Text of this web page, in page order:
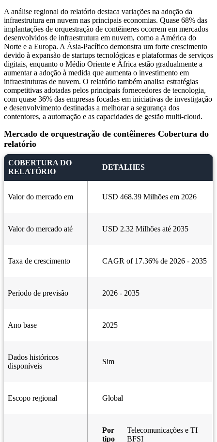
A análise regional do relatório destaca variações na adoção da
infraestrutura em nuvem nas principais economias. Quase 68% das
implantações de orquestração de contêineres ocorrem em mercados
desenvolvidos de infraestrutura em nuvem, como a América do
Norte e a Europa. A Ásia-Pacífico demonstra um forte crescimento
devido à expansão de startups tecnológicas e plataformas de serviços
digitais, enquanto o Médio Oriente e África estão gradualmente a
aumentar a adoção à medida que aumenta o investimento em
infraestruturas de nuvem. O relatório também analisa estratégias
competitivas adotadas pelos principais fornecedores de tecnologia,
com quase 36% das empresas focadas em iniciativas de investigação
e desenvolvimento destinadas a melhorar a segurança dos
contentores, a automação e as capacidades de gestão multi-cloud.
Mercado de orquestração de contêineres Cobertura do
relatório
COBERTURA DO
RELATÓRIO
DETALHES
Valor do mercado em USD 468.39 Milhões em 2026
Valor do mercado até USD 2.32 Milhões até 2035
Taxa de crescimento CAGR of 17.36% de 2026 - 2035
Período de previsão 2026 - 2035
Ano base 2025
Dados históricos
disponíveis
Sim
Escopo regional Global
Por
tipo
Telecomunicações e TI
BFSI